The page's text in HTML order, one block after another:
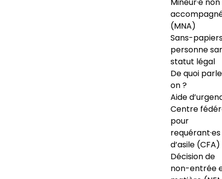
(MNA)
Sans-
personne
statut légal
De quoi
on ?
Aide
Centre
pour
requérant·es
d’asile (CFA)
Décision de
non-entrée